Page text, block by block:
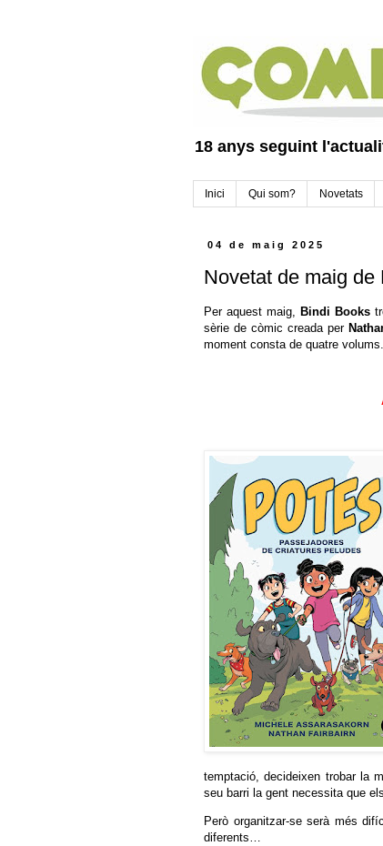
18 anys seguint
Inici Qui som? Novetats
04 de maig 2025
Novetat de maig
Per aquest maig, Bindi Books
sèrie de còmic creada per
moment consta de quatre volums.
temptació, decideixen trobar la
seu barri la gent necessita que
Però organitzar-se serà més
diferents…